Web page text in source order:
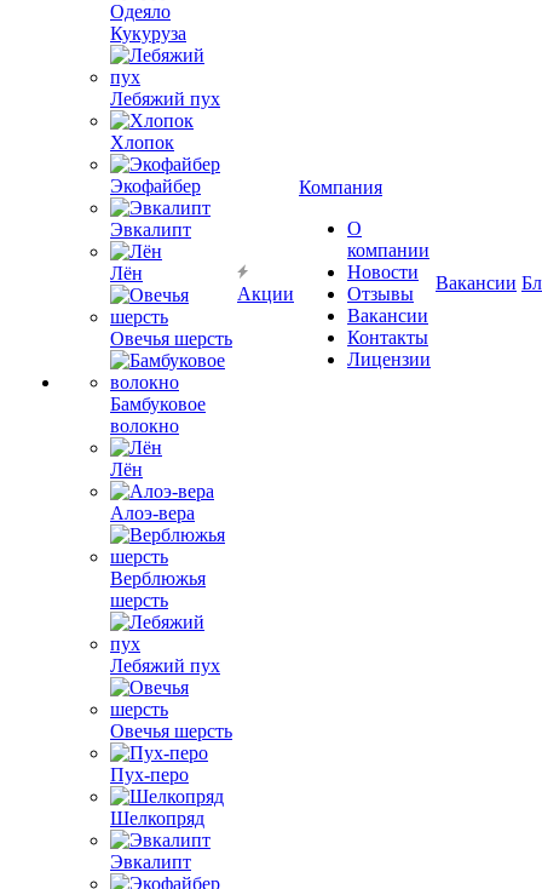
Одеяло
Кукуруза
Лебяжий пух
Хлопок
Экофайбер
Эвкалипт
Лён
Овечья шерсть
Бамбуковое
волокно
Лён
Алоэ-вера
Верблюжья
шерсть
Лебяжий пух
Овечья шерсть
Пух-перо
Шелкопряд
Эвкалипт
Акции
Компания
О
компании
Новости
Отзывы
Вакансии
Контакты
Лицензии
Вакансии